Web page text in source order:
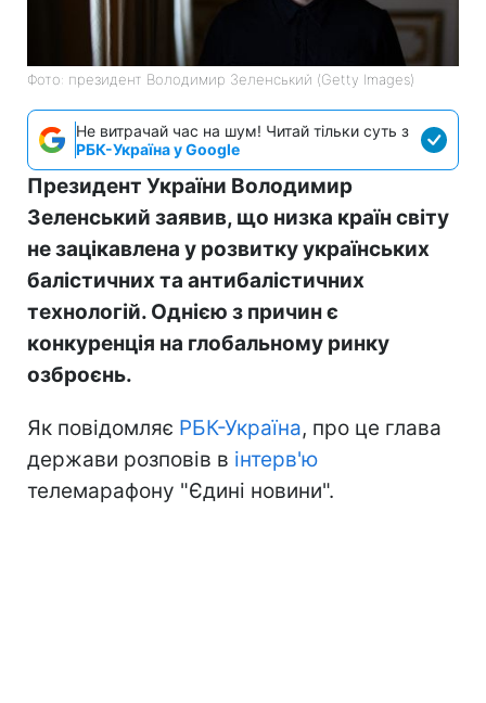
Фото: президент Володимир Зеленський (Getty Images)
Не витрачай час на шум! Читай тільки суть з
РБК-Україна у Google
Президент України Володимир
Зеленський заявив, що низка країн світу
не зацікавлена у розвитку українських
балістичних та антибалістичних
технологій. Однією з причин є
конкуренція на глобальному ринку
озброєнь.
Як повідомляє РБК-Україна, про це глава
держави розповів в інтерв'ю
телемарафону "Єдині новини".